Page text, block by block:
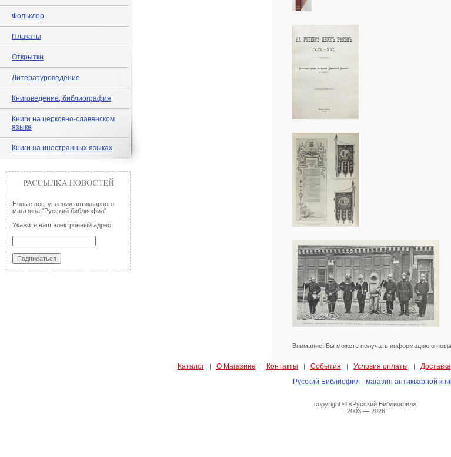
Фольклор
Плакаты
Открытки
Литературоведение
Книговедение, библиография
Книги на церковно-славянском
языке
Книги на иностранных языках
Новые поступления антикварного
магазина "Русский библиофил"
Укажите ваш электронный адрес:
Внимание! Вы можете получать информацию о
Каталог| О Магазине | Контакты | События | Условия оплаты | Доставка
Русский Библиофил - магазин антикварной
copyright © «Русский Библиофил»,
2003 — 2026